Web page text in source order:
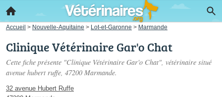
Accueil > Nouvelle-Aquitaine > Lot-et-Garonne > Marmande
Clinique Vétérinaire Gar'o Chat
Cette fiche présente "Clinique Vétérinaire Gar'o Chat", vétérinaire situé
avenue hubert ruffe, 47200 Marmande.
32 avenue Hubert Ruffe